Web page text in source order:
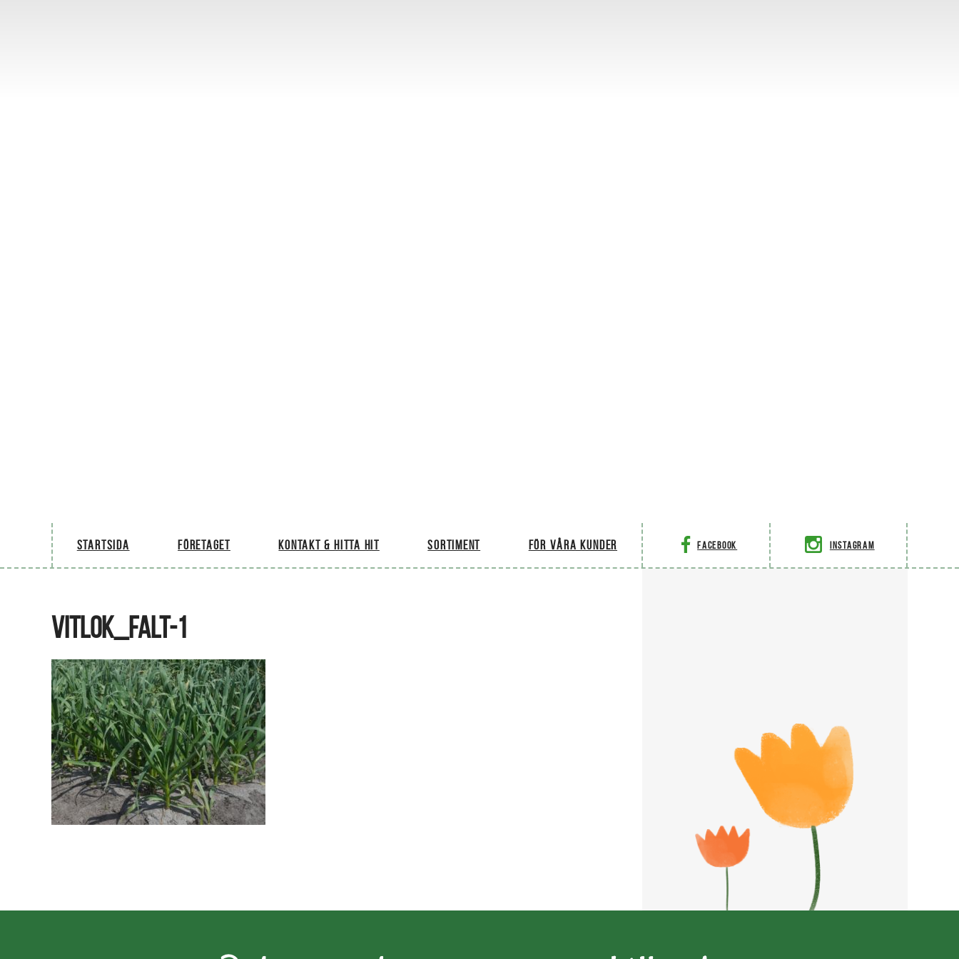
Startsida Företaget Kontakt & hitta hit Sortiment För våra kunder Facebook Instagram
VITLOK_FALT-1